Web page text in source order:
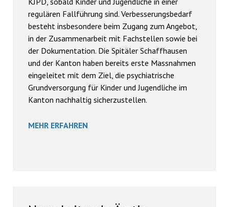
regulären Fallführung sind. Verbesserungsbedarf
besteht insbesondere beim Zugang zum Angebot,
in der Zusammenarbeit mit Fachstellen sowie bei
der Dokumentation. Die Spitäler Schaffhausen
und der Kanton haben bereits erste Massnahmen
eingeleitet mit dem Ziel, die psychiatrische
Grundversorgung für Kinder und Jugendliche im
Kanton nachhaltig sicherzustellen.
MEHR ERFAHREN